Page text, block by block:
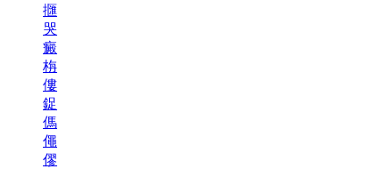
擓
哭
癜
栴
僂
鋜
傌
僶
僇